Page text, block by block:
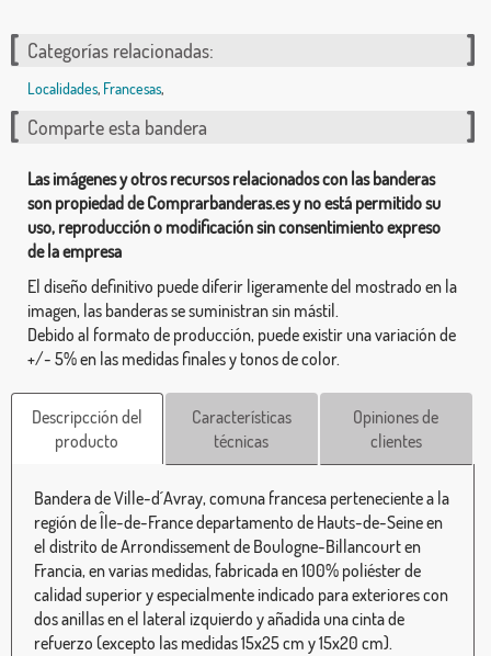
Categorías relacionadas:
Localidades, Francesas,
Comparte esta bandera
Las imágenes y otros recursos relacionados con las banderas
son propiedad de Comprarbanderas.es y no está permitido su
uso, reproducción o modificación sin consentimiento expreso
de la empresa
El diseño definitivo puede diferir ligeramente del mostrado en la
imagen, las banderas se suministran sin mástil.
Debido al formato de producción, puede existir una variación de
+/- 5% en las medidas finales y tonos de color.
Descripcción del
producto
Características
técnicas
Opiniones de
clientes
Bandera de Ville-d´Avray, comuna francesa perteneciente a la
región de Île-de-France departamento de Hauts-de-Seine en
el distrito de Arrondissement de Boulogne-Billancourt en
Francia, en varias medidas, fabricada en 100% poliéster de
calidad superior y especialmente indicado para exteriores con
dos anillas en el lateral izquierdo y añadida una cinta de
refuerzo (excepto las medidas 15x25 cm y 15x20 cm).